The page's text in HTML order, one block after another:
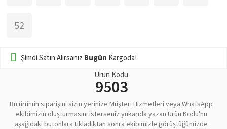
52
Şimdi Satın Alırsanız Bugün Kargoda!
Ürün Kodu
9503
Bu ürünün siparişini sizin yerinize Müşteri Hizmetleri veya WhatsApp
ekibimizin oluşturmasını isterseniz yukarıda yazan Ürün Kodu'nu
aşağıdaki butonlara tıkladıktan sonra ekibimizle görüştüğünüzde